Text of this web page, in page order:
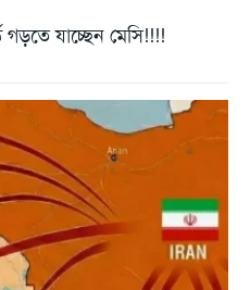
গড়তে যাচ্ছেন মেসি!!!!